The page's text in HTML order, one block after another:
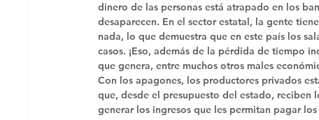
dinero de las personas está atrapado en los
desaparecen. En el sector estatal, la gente
nada, lo que demuestra que en este país los
casos. ¡Eso, además de la pérdida de tiempo
que genera, entre muchos otros males
Con los apagones, los productores privados
que, desde el presupuesto del estado, reciben
generar los ingresos que les permitan pagar